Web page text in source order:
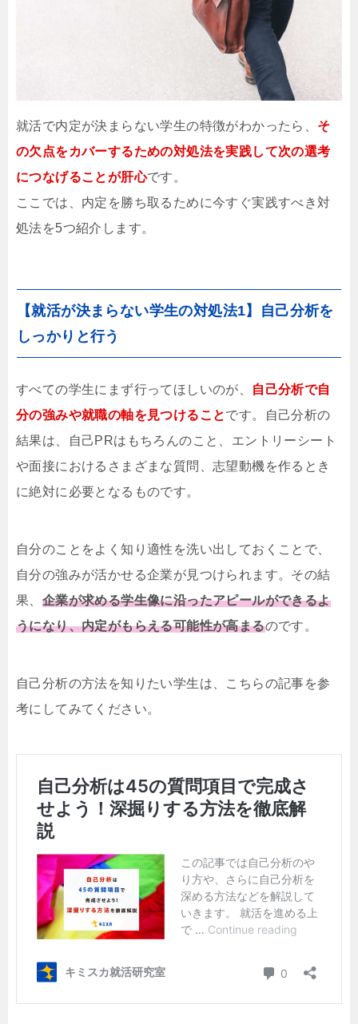
就活で内定が決まらない学生の特徴がわかったら、 そ
の欠点をカバーするための対処法を実践して次の選考
につなげることが肝心です。
ここでは、内定を勝ち取るために今すぐ実践すべき対
処法を5つ紹介します。
【就活が決まらない学生の対処法1】自己分析を
しっかりと行う
すべての学生にまず行ってほしいのが、
自己分析で自
分の強みや就職の軸を見つけることです。自己分析の
結果は、自己PRはもちろんのこと、エントリーシート
や面接におけるさまざまな質問、志望動機を作るとき
に絶対に必要となるものです。
自分のことをよく知り適性を洗い出しておくことで、
自分の強みが活かせる企業が見つけられます。その結
果、 企業が求める学生像に沿ったアピールができるよ
うになり、内定がもらえる可能性が高まるのです。
自己分析の方法を知りたい学生は、こちらの記事を参
考にしてみてください。